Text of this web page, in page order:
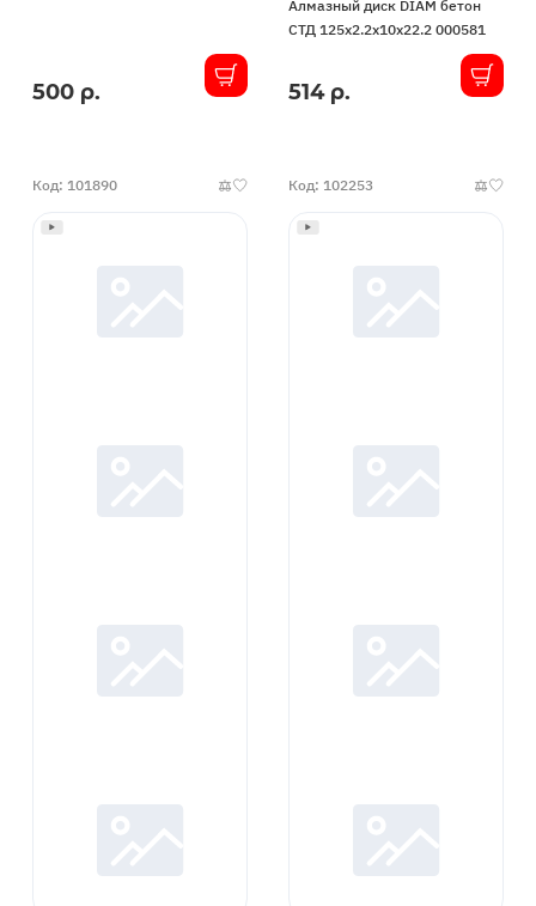
В
500 р.
диск
DIAM
СТД
Алмазный диск DIAM бетон
СТД 125x2.2x10х22.2 000581
В
514 р.
Код: 101890 Код: 102253